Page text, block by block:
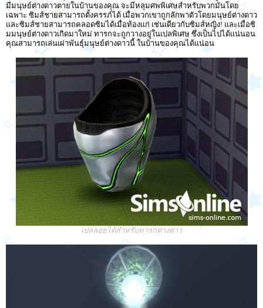
มีมนุษย์ต่างดาวตายในบ้านของคุณ จะมีหลุมศพพิเศษสำหรับพวกมันโดย
เฉพาะ ซิมส์ชายสามารถตั้งครรภ์ได้ เมื่อพวกเขาถูกลักพาตัวโดยมนุษย์ต่างดาว
และซิมส์ชายสามารถคลอดซิมได้เมื่อท้องแก่ เช่นเดียวกับซิมส์หญิง! และเมื่อซิ
มมนุษย์ต่างดาวเกิดมาใหม่ ทารกจะถูกวางอยู่ในเปลพิเศษ ซึ่งเป็นไปได้แน่นอน
คุณสามารถเล่นเผ่าพันธุ์มนุษย์ต่างดาวนี้ ในบ้านของคุณได้แน่อน
เปลลอยได้สำหรับทารกต่างดาว